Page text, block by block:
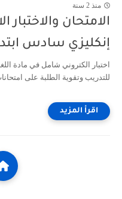
منذ 2 سنة
الامتحان والاختبار
إنكليزي سادس
اختبار الكتروني شامل في مادة
للتدريب وتقوية الطلبة على